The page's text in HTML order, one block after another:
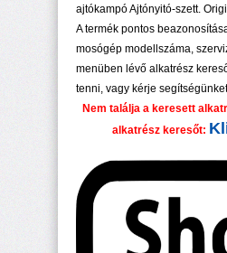
ajtókampó Ajtónyitó-szett.
A termék pontos
mosógép modellszáma,
menüben lévő alkatrész
tenni, vagy kérje
Nem találja a keresett
alkatrész keresőt: